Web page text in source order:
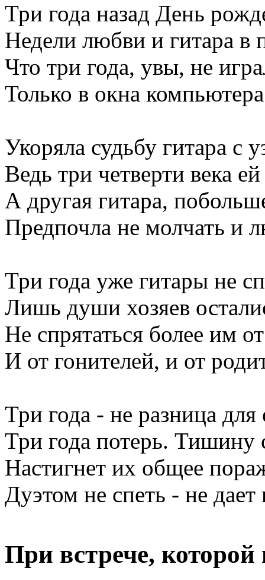
Три года назад День
Недели любви и гитара в
Что три года, увы, не
Только в окна
Укоряла судьбу гитара с
Ведь три четверти века
А другая гитара,
Предпочла не молчать и
Три года уже гитары не
Лишь души хозяев
Не спрятаться более им
И от гонителей, и от
Три года - не разница
Три года потерь.
Настигнет их общее
Дуэтом не спеть - не
При встрече, которой